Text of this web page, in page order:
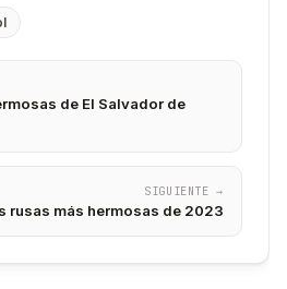
de El Salvador de
SIGUIENTE →
rusas más hermosas de 2023